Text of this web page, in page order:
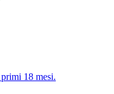
18 mesi.